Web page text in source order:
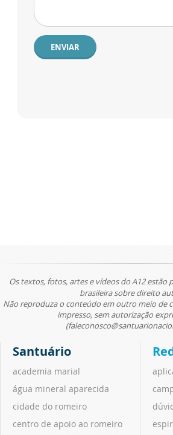
ENVIAR
Os textos, fotos, artes e vídeos do A12 estão
brasileira sobre direito
Não reproduza o conteúdo em outro meio de
impresso, sem autorização
Santuário
academia marial
água mineral aparecida
cidade do romeiro
centro de apoio ao romeiro